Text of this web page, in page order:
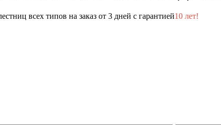
всех типов на заказ от 3 дней с гарантией10 лет!